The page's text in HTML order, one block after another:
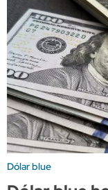
Dólar blue